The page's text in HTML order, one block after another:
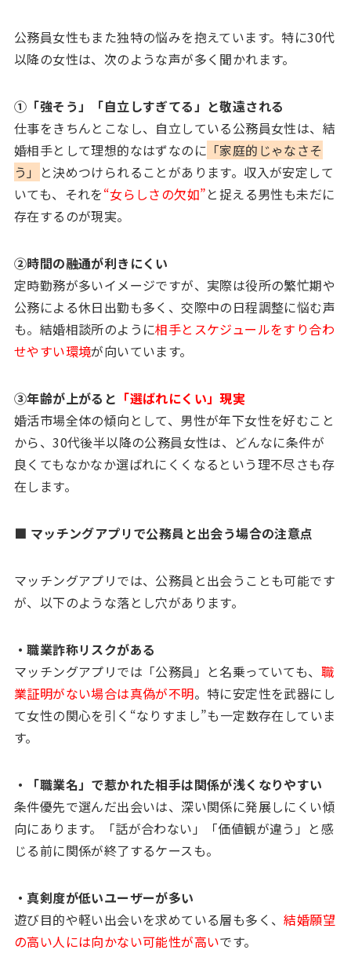
公務員女性もまた独特の悩みを抱えています。特に30代
以降の女性は、次のような声が多く聞かれます。
①「強そう」「自立しすぎてる」と敬遠される
仕事をきちんとこなし、自立している公務員女性は、結
婚相手として理想的なはずなのに 「家庭的じゃなさそ
う」 と決めつけられることがあります。収入が安定して
いても、それを“女らしさの欠如”と捉える男性も未だに
存在するのが現実。
②時間の融通が利きにくい
定時勤務が多いイメージですが、実際は役所の繁忙期や
公務による休日出勤も多く、交際中の日程調整に悩む声
も。結婚相談所のように相手とスケジュールをすり合わ
せやすい環境が向いています。
③年齢が上がると 「選ばれにくい」現実
婚活市場全体の傾向として、男性が年下女性を好むこと
から、30代後半以降の公務員女性は、どんなに条件が
良くてもなかなか選ばれにくくなるという理不尽さも存
在します。
■ マッチングアプリで公務員と出会う場合の注意点
マッチングアプリでは、公務員と出会うことも可能です
が、以下のような落とし穴があります。
・職業詐称リスクがある
マッチングアプリでは「公務員」と名乗っていても、 職
業証明がない場合は真偽が不明。特に安定性を武器にし
て女性の関心を引く“なりすまし”も一定数存在していま
す。
・「職業名」で惹かれた相手は関係が浅くなりやすい
条件優先で選んだ出会いは、深い関係に発展しにくい傾
向にあります。「話が合わない」「価値観が違う」と感
じる前に関係が終了するケースも。
・真剣度が低いユーザーが多い
遊び目的や軽い出会いを求めている層も多く、結婚願望
の高い人には向かない可能性が高いです。